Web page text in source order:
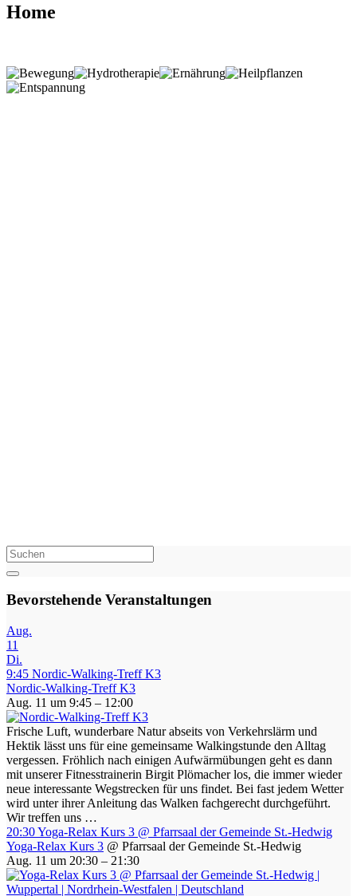
Home
Bevorstehende Veranstaltungen
Aug.
11
Di.
9:45 Nordic-Walking-Treff K3
Nordic-Walking-Treff K3
Aug. 11 um 9:45 – 12:00
Frische Luft, wunderbare Natur abseits von Verkehrslärm und
Hektik lässt uns für eine gemeinsame Walkingstunde den Alltag
vergessen. Fröhlich nach einigen Aufwärmübungen geht es dann
mit unserer Fitnesstrainerin Birgit Plömacher los, die immer wieder
neue interessante Wegstrecken für uns findet. Bei fast jedem Wetter
wird unter ihrer Anleitung das Walken fachgerecht durchgeführt.
Wir treffen uns …
20:30Yoga-Relax Kurs 3 @ Pfarrsaal der Gemeinde St.-Hedwig
Yoga-Relax Kurs 3 @ Pfarrsaal der Gemeinde St.-Hedwig
Aug. 11 um 20:30 – 21:30